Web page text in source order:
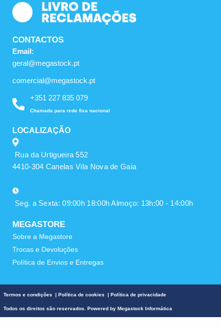
CONTACTOS
Email:
geral@megastock.pt
comercial@megastock.pt
+351 227 835 079
Chamada para rede fixa nacional
LOCALIZAÇÃO
Rua da Urtigueira 552
4410-304 Canelas Vila Nova de Gaia
Seg. a Sexta: 09:00h 18:00h Almoço: 13h:00 - 14:00h
MEGASTORE
Sobre a Megastore
Trocas e Devoluções
Política de Envios e Entregas
Termos e condições | Política de cookies | Política de privacidade
Todos os direitos são reservados. Powered by Megastock Informática